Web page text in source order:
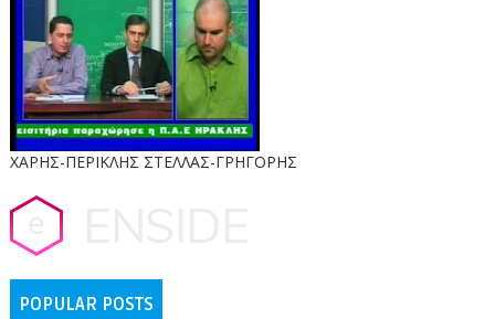
ΧΑΡΗΣ-ΠΕΡΙΚΛΗΣ ΣΤΕΛΛΑΣ-ΓΡΗΓΟΡΗΣ
POPULAR POSTS